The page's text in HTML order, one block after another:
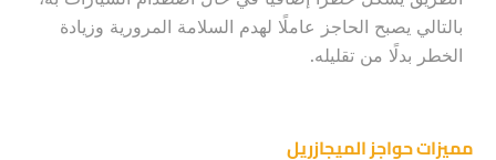
بالتالي يصبح الحاجز عاملًا لهدم السلامة المرورية وزيادة
الخطر بدلًا من تقليله.
مميزات حواجز الميجازريل